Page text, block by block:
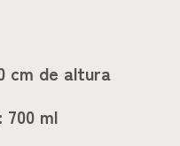
cm de altura
700 ml